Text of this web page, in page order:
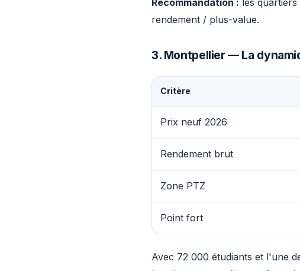
Recommandation : les
rendement / plus-value.
3. Montpellier — La
Critère
Prix neuf 2026
Rendement brut
Zone PTZ
Point fort
Avec 72 000 étudiants et l'une